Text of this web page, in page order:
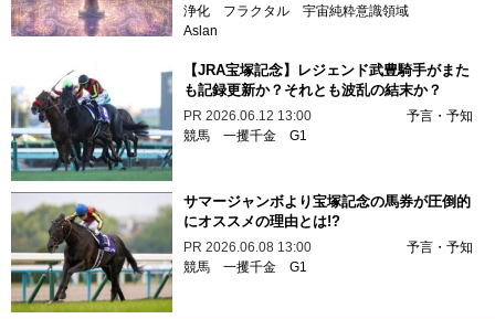
浄化
フラクタル 宇宙純粋意識領域
Aslan
【JRA宝塚記念】レジェンド武豊騎手がまた
も記録更新か？それとも波乱の結末か？
PR 2026.06.12 13:00
予言・予知
競馬 一攫千金 G1
サマージャンボより宝塚記念の馬券が圧倒的
にオススメの理由とは!?
PR 2026.06.08 13:00
予言・予知
競馬 一攫千金 G1